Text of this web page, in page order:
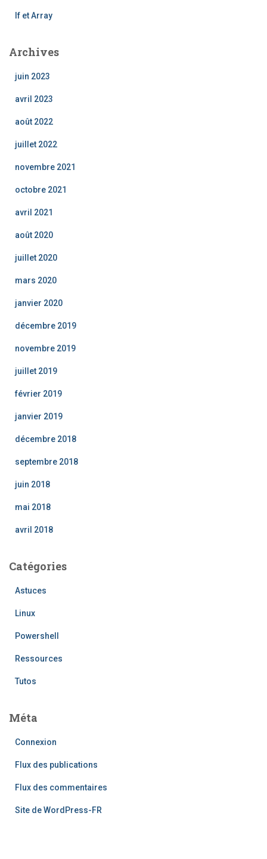
If et Array
Archives
juin 2023
avril 2023
août 2022
juillet 2022
novembre 2021
octobre 2021
avril 2021
août 2020
juillet 2020
mars 2020
janvier 2020
décembre 2019
novembre 2019
juillet 2019
février 2019
janvier 2019
décembre 2018
septembre 2018
juin 2018
mai 2018
avril 2018
Catégories
Astuces
Linux
Powershell
Ressources
Tutos
Méta
Connexion
Flux des publications
Flux des commentaires
Site de WordPress-FR